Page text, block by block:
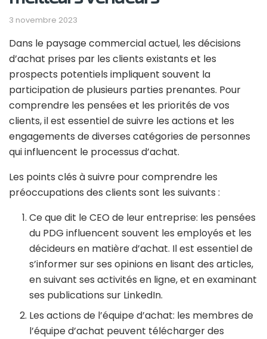
3 novembre 2023
Dans le paysage commercial actuel, les décisions
d’achat prises par les clients existants et les
prospects potentiels impliquent souvent la
participation de plusieurs parties prenantes. Pour
comprendre les pensées et les priorités de vos
clients, il est essentiel de suivre les actions et les
engagements de diverses catégories de personnes
qui influencent le processus d’achat.
Les points clés à suivre pour comprendre les
préoccupations des clients sont les suivants :
Ce que dit le CEO de leur entreprise: les pensées
du PDG influencent souvent les employés et les
décideurs en matière d’achat. Il est essentiel de
s’informer sur ses opinions en lisant des articles,
en suivant ses activités en ligne, et en examinant
ses publications sur LinkedIn.
Les actions de l’équipe d’achat: les membres de
l’équipe d’achat peuvent télécharger des